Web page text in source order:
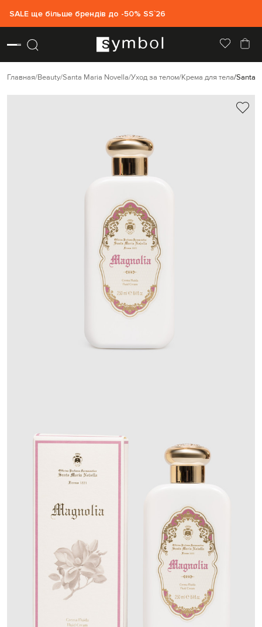
SALE ще більше брендів до -50% SS`26
Главная Beauty Santa Maria Novella Уход за телом Крема для тела Santa